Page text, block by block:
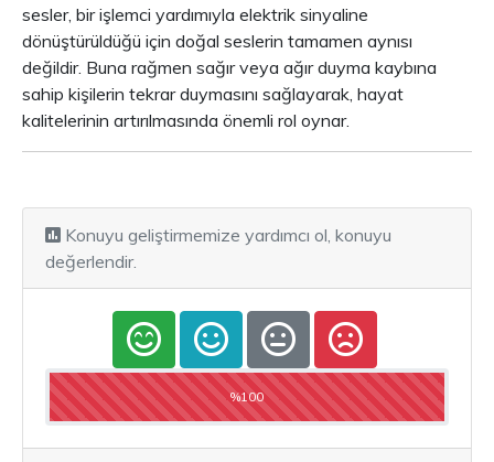
sesler, bir işlemci yardımıyla elektrik sinyaline
dönüştürüldüğü için doğal seslerin tamamen aynısı
değildir. Buna rağmen sağır veya ağır duyma kaybına
sahip kişilerin tekrar duymasını sağlayarak, hayat
kalitelerinin artırılmasında önemli rol oynar.
Konuyu geliştirmemize yardımcı ol, konuyu
değerlendir.
%100